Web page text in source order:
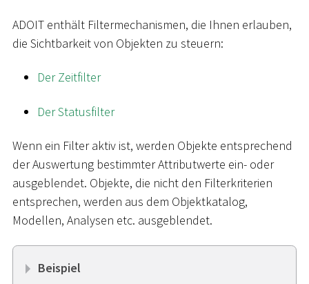
ADOIT enthält Filtermechanismen, die Ihnen erlauben,
die Sichtbarkeit von Objekten zu steuern:
Der Zeitfilter
Der Statusfilter
Wenn ein Filter aktiv ist, werden Objekte entsprechend
der Auswertung bestimmter Attributwerte ein- oder
ausgeblendet. Objekte, die nicht den Filterkriterien
entsprechen, werden aus dem Objektkatalog,
Modellen, Analysen etc. ausgeblendet.
Beispiel